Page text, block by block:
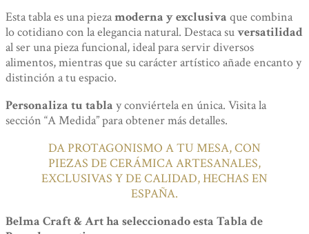
Esta tabla es una piezamoderna y exclusiva que combina
lo cotidiano con la elegancia natural. Destaca suversatilidad
al ser una pieza funcional, ideal para servir diversos
alimentos, mientras que su carácter artístico añade encanto y
distinción a tu espacio.
Personaliza tu tabla y conviértela en única. Visita la
sección “A Medida” para obtener más detalles.
DA PROTAGONISMO A TU MESA, CON
PIEZAS DE CERÁMICA ARTESANALES,
EXCLUSIVAS Y DE CALIDAD, HECHAS EN
ESPAÑA.
Belma Craft & Art ha seleccionado esta Tabla de